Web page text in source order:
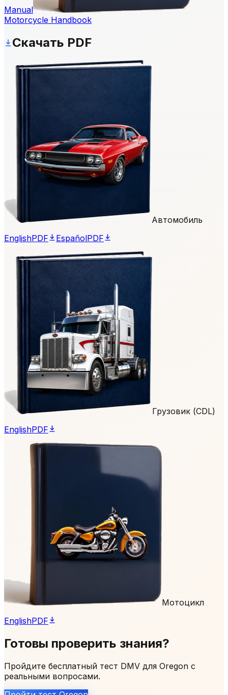
Manual
Motorcycle Handbook
Скачать PDF
Автомобиль
EnglishPDF EspañolPDF
Грузовик (CDL)
EnglishPDF
Мотоцикл
EnglishPDF
Готовы проверить знания?
Пройдите бесплатный тест DMV для Oregon с
реальными вопросами.